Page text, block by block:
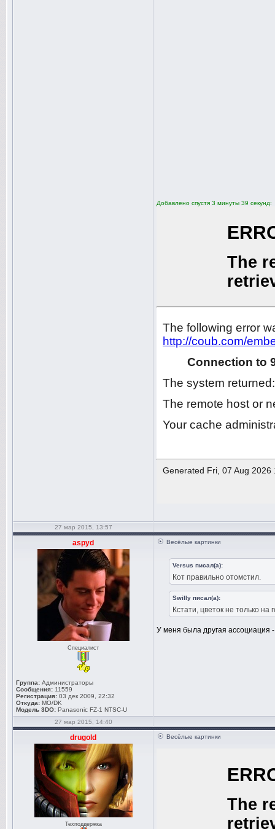
Добавлено спустя 3 минуты 39 секунд:
27 мар 2015, 13:57
aspyd
Специалист
Группа: Администраторы
Сообщения: 11559
Регистрация: 03 дек 2009, 22:32
Откуда: MO/DK
Модель 3DO: Panasonic FZ-1 NTSC-U
Весёлые картинки
Versus писал(а):
Кот правильно отомстил.
Swilly писал(а):
Кстати, цветок не только на
У меня была другая ассоциация
27 мар 2015, 14:40
drugold
Техподдержка
Весёлые картинки